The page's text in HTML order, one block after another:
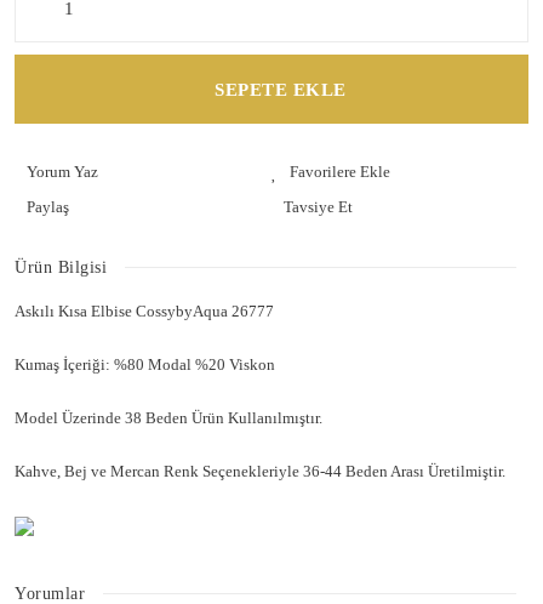
SEPETE EKLE
Yorum Yaz
Paylaş
Tavsiye Et
Ürün Bilgisi
Askılı Kısa Elbise CossybyAqua 26777
Kumaş İçeriği: %80 Modal %20 Viskon
Model Üzerinde 38 Beden Ürün Kullanılmıştır.
Kahve, Bej ve Mercan Renk Seçenekleriyle 36-44 Beden Arası Üretilmiştir.
Yorumlar